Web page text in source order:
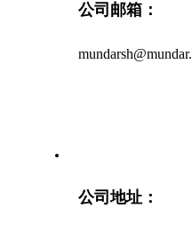
公司邮箱：
公司地址：